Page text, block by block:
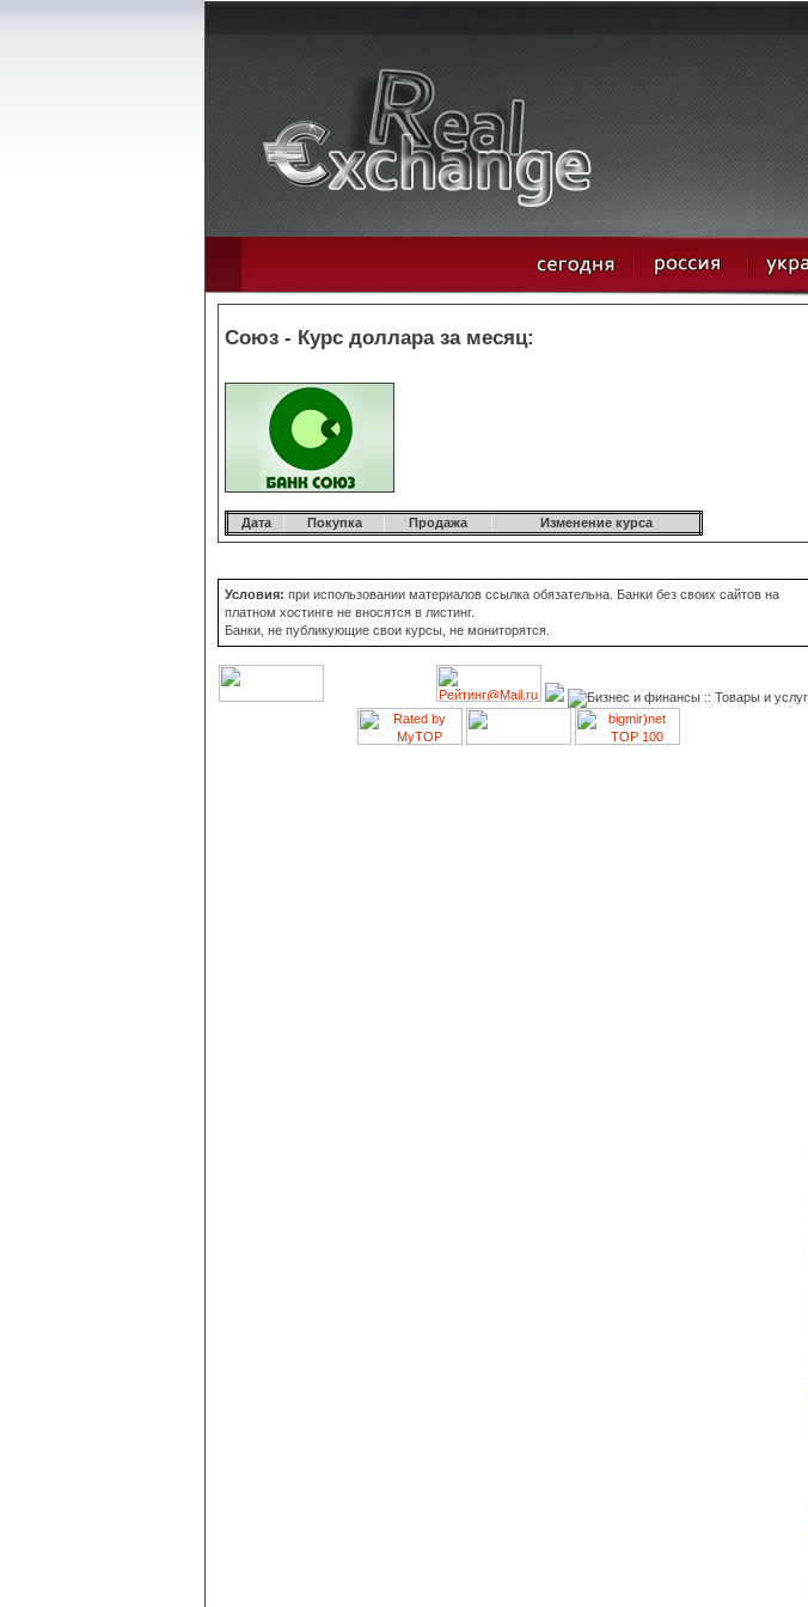
Союз - Курс доллара за месяц:
Дата Покупка Продажа Изменение курса
Условия: при использовании материалов ссылка обязательна. Банки без своих сайтов на
платном хостинге не вносятся в листинг.
Банки, не публикующие свои курсы, не мониторятся.